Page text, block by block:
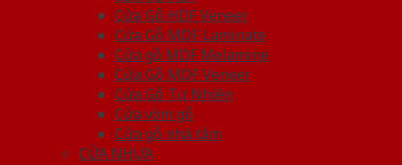
Cửa Gỗ HDF Veneer
Cửa Gỗ MDF Laminate
Cửa gỗ MDF Melamine
Cửa Gỗ MDF Veneer
Cửa Gỗ Tự Nhiên
Cửa vòm gỗ
Cửa gỗ nhà tắm
CỬA NHỰA